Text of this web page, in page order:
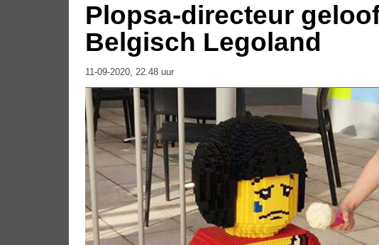
Plopsa-directeur
Belgisch Legoland
11-09-2020, 22.48 uur